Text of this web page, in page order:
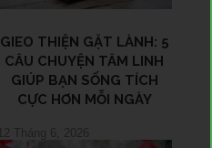
GIEO THIỆN GẶT LÀNH: 5
CÂU CHUYỆN TÂM LINH
GIÚP BẠN SỐNG TÍCH
CỰC HƠN MỖI NGÀY
12 Tháng 6, 2026